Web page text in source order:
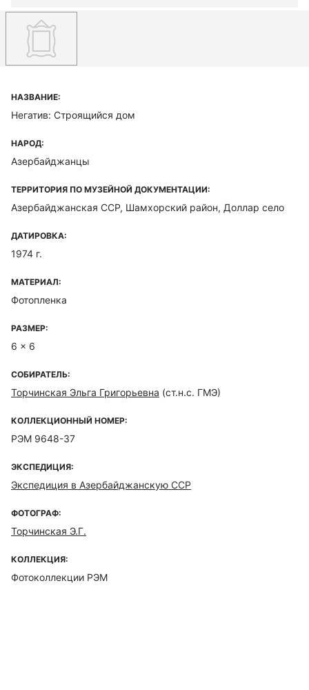
НАЗВАНИЕ:
Негатив: Строящийся дом
НАРОД:
Азербайджанцы
ТЕРРИТОРИЯ ПО МУЗЕЙНОЙ ДОКУМЕНТАЦИИ:
Азербайджанская ССР, Шамхорский район, Доллар село
ДАТИРОВКА:
1974 г.
МАТЕРИАЛ:
Фотопленка
РАЗМЕР:
6 x 6
СОБИРАТЕЛЬ:
Торчинская Эльга Григорьевна (ст.н.с. ГМЭ)
КОЛЛЕКЦИОННЫЙ НОМЕР:
РЭМ 9648-37
ЭКСПЕДИЦИЯ:
Экспедиция в Азербайджанскую ССР
ФОТОГРАФ:
Торчинская Э.Г.
КОЛЛЕКЦИЯ:
Фотоколлекции РЭМ